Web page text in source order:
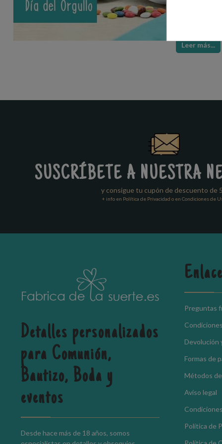
Leer más...
SUSCRÍBETE A NUESTRA
y consigue tu cupón de descuento de
+ info en Política de Privacidad o en Condiciones de
Detalles personalizados
para Comunión,
Bautizo, Boda y
eventos
Desde hace más de 18 años, somos
Preguntas
Devolución
Formas de
Métodos
Aviso legal
Política de